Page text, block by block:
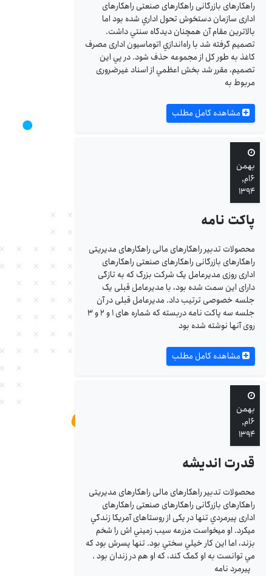
راهکارهای بازرگانی راهکارهای صنعتی راهکارهای
اداری سازمان دستخوش تحول اداري شده بود اما
بالاترين مقام آن همچنان ديدگاه سنتي داشت.
تصميم گرفته شد با راه‌اندازي اتوماسيون اداری مصرف
كاغذ به طور كل از مجموعه حذف شود. در پي اين
تصميم، مقرر شد بخش اعظمي از اسناد غيرضروری
مربوط به
مشاهده کامل مطلب
بهمن
۶ام,
۱۳۹۴
پاکت نامه
محصولات تدبیر راهکارهای مالی راهکارهای مدیریتی
راهکارهای بازرگانی راهکارهای صنعتی راهکارهای
اداری روزی مدیرعامل یک شرکت بزرگ که به تازگی
دارای این سمت شده بود، با مدیرعامل قبلی یک
جلسه خصوصی ترتیب داد. مدیرعامل قبلی در آن
جلسه سه پاکت نامه دربسته که شماره های ۱ و ۲ و ۳
روی آنها نوشته شده بود
مشاهده کامل مطلب
بهمن
۶ام,
۱۳۹۴
قدرت اندیشه
محصولات تدبیر راهکارهای مالی راهکارهای مدیریتی
راهکارهای بازرگانی راهکارهای صنعتی راهکارهای
اداری پيرمردي تنها در يکی از روستاهای آمريکا زندگي
ميکرد. او ميخواست مزرعه سيب زميني اش را شخم
بزند، اما اين کار خيلي سختي بود. تنها پسرش بود که
مي توانست به او کمک کند، که او هم در زندان بود .
پيرمرد نامه